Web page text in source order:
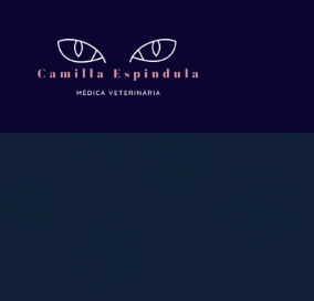
conteúdo